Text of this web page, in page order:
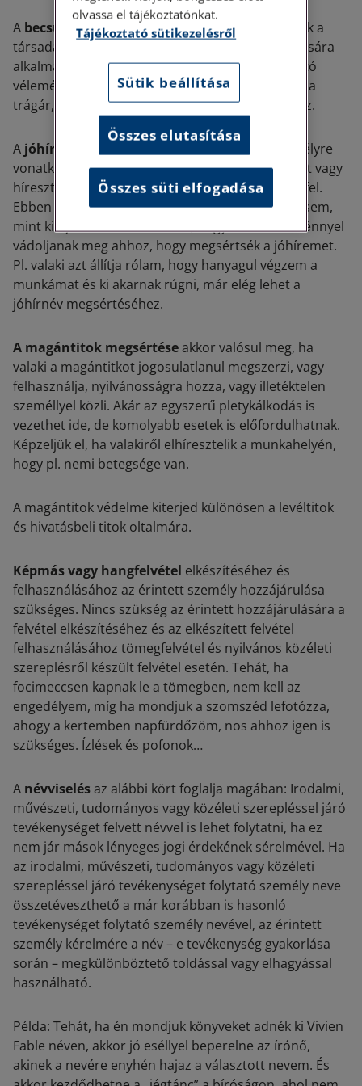
A becsület megsértését jelenti, amikor valakinek a
társadalmi megítélésének hátrányos befolyásolására
alkalmas, kifejezésmódjában indokolatlanul bántó
véleménynyilvánítással találkozunk. Ez általában a
trágár, megalázó, lealacsonyító kifejezésekre igaz.
A jóhírnév megsértése azt,
ha valaki más személyre
vonatkozó és e személyt sértő, valótlan tényt állít vagy
híresztel, vagy valós tényt hamis színben tüntet fel.
Ebben az esetben inkább tényállításról van szó, sem,
mint kifejezésről. De nem kell, hogy bűncselekménnyel
vádoljanak meg ahhoz, hogy megsértsék a jóhíremet.
Pl. valaki azt állítja rólam, hogy hanyagul végzem a
munkámat és ki akarnak rúgni, már elég lehet a
jóhírnév megsértéséhez.
A magántitok megsértéseakkor valósul meg, ha
valaki a magántitkot jogosulatlanul megszerzi, vagy
felhasználja, nyilvánosságra hozza, vagy illetéktelen
személlyel közli. Akár az egyszerű pletykálkodás is
vezethet ide, de komolyabb esetek is előfordulhatnak.
Képzeljük el, ha valakiről elhíresztelik a munkahelyén,
hogy pl. nemi betegsége van.
A magántitok védelme kiterjed különösen a levéltitok
és hivatásbeli titok oltalmára.
Képmás vagy hangfelvétel elkészítéséhez és
felhasználásához az érintett személy hozzájárulása
szükséges. Nincs szükség az érintett hozzájárulására a
felvétel elkészítéséhez és az elkészített felvétel
felhasználásához tömegfelvétel és nyilvános közéleti
szereplésről készült felvétel esetén. Tehát, ha
focimeccsen kapnak le a tömegben, nem kell az
engedélyem, míg ha mondjuk a szomszéd lefotózza,
ahogy a kertemben napfürdőzöm, nos ahhoz igen is
szükséges. Ízlések és pofonok…
A névviselésaz alábbi kört foglalja magában: Irodalmi,
művészeti, tudományos vagy közéleti szerepléssel járó
tevékenységet felvett névvel is lehet folytatni, ha ez
nem jár mások lényeges jogi érdekének sérelmével. Ha
az irodalmi, művészeti, tudományos vagy közéleti
szerepléssel járó tevékenységet folytató személy neve
összetéveszthető a már korábban is hasonló
tevékenységet folytató személy nevével, az érintett
személy kérelmére a név – e tevékenység gyakorlása
során – megkülönböztető toldással vagy elhagyással
használható.
Példa: Tehát, ha én mondjuk könyveket adnék ki Vivien
Fable néven, akkor jó eséllyel beperelne az írónő,
akinek a nevére enyhén hajaz a választott nevem. És
olvassa el tájékoztatónkat.
Tájékoztató sütikezelésről
Sütik beállítása
Összes elutasítása
Összes süti elfogadása